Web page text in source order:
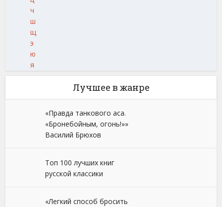
ч
ш
щ
э
ю
я
Лучшее в жанре
«Правда танкового аса.
«Бронебойным, огонь!»»
Василий Брюхов
Топ 100 лучших книг
русской классики
«Легкий способ бросить